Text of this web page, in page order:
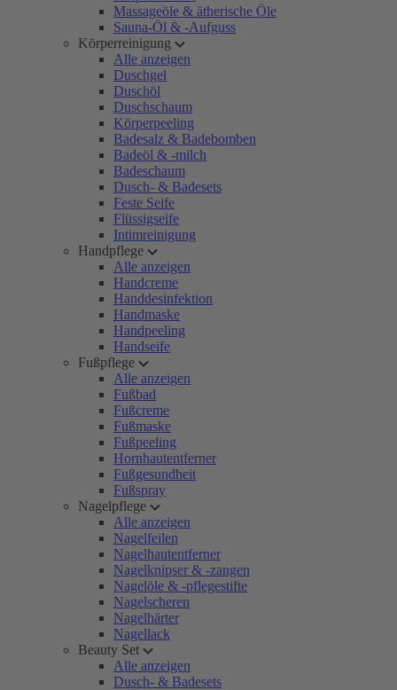
Massageöle & ätherische Öle
Sauna-Öl & -Aufguss
Körperreinigung
Alle anzeigen
Duschgel
Duschöl
Duschschaum
Körperpeeling
Badesalz & Badebomben
Badeöl & -milch
Badeschaum
Dusch- & Badesets
Feste Seife
Flüssigseife
Intimreinigung
Handpflege
Alle anzeigen
Handcreme
Handdesinfektion
Handmaske
Handpeeling
Handseife
Fußpflege
Alle anzeigen
Fußbad
Fußcreme
Fußmaske
Fußpeeling
Hornhautentferner
Fußgesundheit
Fußspray
Nagelpflege
Alle anzeigen
Nagelfeilen
Nagelhautentferner
Nagelknipser & -zangen
Nagelöle & -pflegestifte
Nagelscheren
Nagelhärter
Nagellack
Beauty Set
Alle anzeigen
Dusch- & Badesets